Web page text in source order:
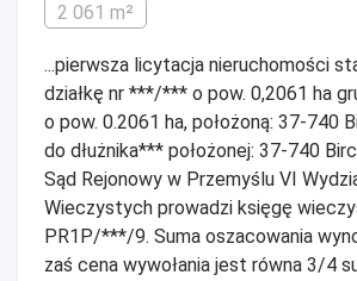
2 061 m²
...pierwsza licytacja nieruchomości
działkę nr ***/*** o pow. 0,2061 ha
o pow. 0.2061 ha, położoną: 37-740
do dłużnika*** położonej: 37-740
Sąd Rejonowy w Przemyślu VI
Wieczystych prowadzi księgę
PR1P/***/9. Suma oszacowania
zaś cena wywołania jest równa 3/4